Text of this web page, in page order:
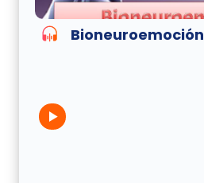
Bioneuroemoción